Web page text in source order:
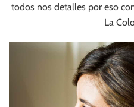
todos nos detalles por eso
La